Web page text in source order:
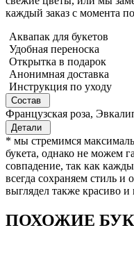
каждый заказ с момента
Аквапак для букетов
Удобная переноска
Открытка в подарок
Анонимная доставка
Инструкция по уходу
Состав
Французская роза,
Детали
* мы стремимся
букета, однако не можем
совпадение, так как
всегда сохраняем стиль
выглядел также красиво
ПОХОЖИЕ